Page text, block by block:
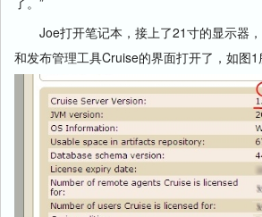
Joe打开笔记本，接上了21寸的显示器，
和发布管理工具Cruise的界面打开了，如图1